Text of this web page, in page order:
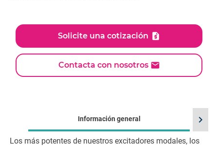
Solicite una cotización
Contacta con nosotros
Información general
Los más potentes de nuestros excitadores modales, los
chevron_right